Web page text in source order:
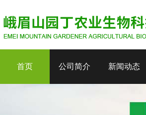
首页 公司简介 新闻动态